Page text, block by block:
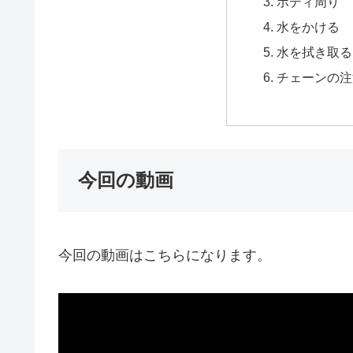
水をかける
水を拭き取る
チェーンの
今回の動画
今回の動画はこちらになります。